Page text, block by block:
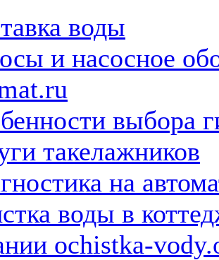
воды
и насосное
выбора
такелажников
на
воды в
ochistka-